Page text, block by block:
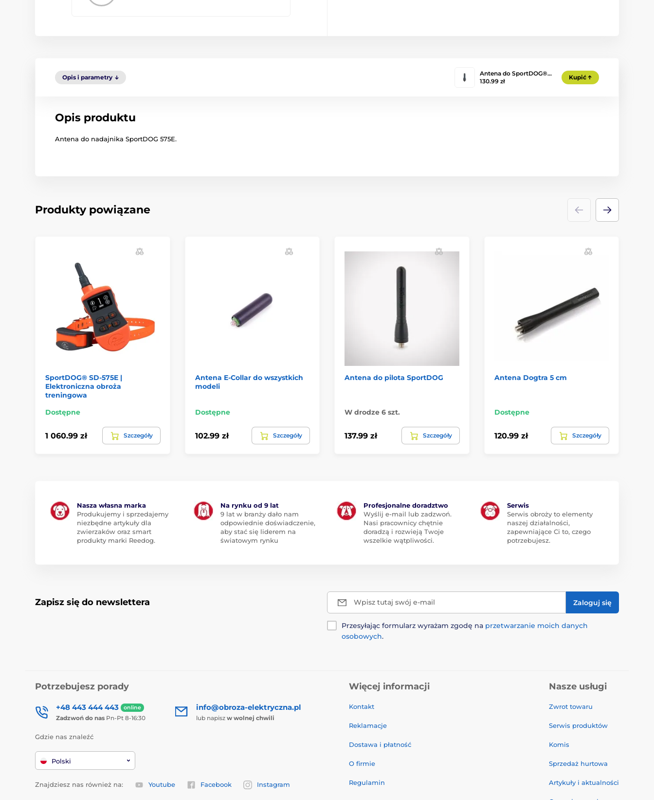
Opis i parametry
Antena do SportDOG®…
130.99 zł
Kupić
Opis produktu
Antena do nadajnika SportDOG 575E.
Produkty powiązane
SportDOG® SD-575E |
Elektroniczna obroża
treningowa
Dostępne
1 060.99 zł Szczegóły
Antena E-Collar do wszystkich
modeli
Dostępne
102.99 zł Szczegóły
Antena do pilota SportDOG
W drodze 6 szt.
137.99 zł Szczegóły
Antena Dogtra 5 cm
Dostępne
120.99 zł Szczegóły
Nasza własna marka
Produkujemy i sprzedajemy
niezbędne artykuły dla
zwierzaków oraz smart
produkty marki Reedog.
Na rynku od 9 lat
9 lat w branży dało nam
odpowiednie doświadczenie,
aby stać się liderem na
światowym rynku
Profesjonalne doradztwo
Wyślij e-mail lub zadzwoń.
Nasi pracownicy chętnie
doradzą i rozwieją Twoje
wszelkie wątpliwości.
Serwis
Serwis obroży to elementy
naszej działalności,
zapewniające Ci to, czego
potrzebujesz.
Zapisz się do newslettera Wpisz tutaj swój e-mail Zaloguj się
Przesyłając formularz wyrażam zgodę na przetwarzanie moich danych
osobowych.
Potrzebujesz porady
+48 443 444 443 online
Zadzwoń do nas Pn-Pt 8-16:30
info@obroza-elektryczna.pl
lub napisz w wolnej chwili
Gdzie nas znaleźć
Polski
Znajdziesz nas również na: Youtube Facebook Instagram
Więcej informacji
Kontakt
Reklamacje
Dostawa i płatność
O firmie
Regulamin
Nasze usługi
Zwrot towaru
Serwis produktów
Komis
Sprzedaż hurtowa
Artykuły i aktualności